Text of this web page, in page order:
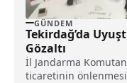
GÜNDEM
Tekirdağ’da
Gözaltı
İl Jandarma
ticaretinin